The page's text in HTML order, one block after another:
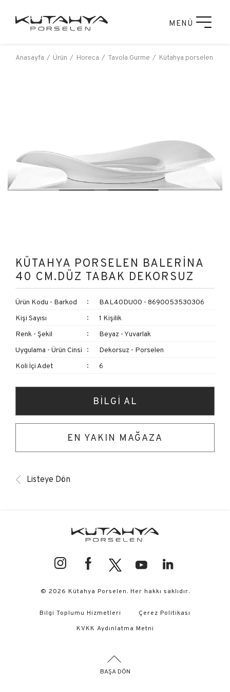
MENÜ
Anasayfa Ürün Horeca Tavola Gurme Kütahya porselen
KÜTAHYA PORSELEN BALERİNA
40 CM.DÜZ TABAK DEKORSUZ
Ürün Kodu - Barkod
BAL40DU00 - 8690053530306
Kişi Sayısı
1 Kişilik
Renk - Şekil
Beyaz - Yuvarlak
Uygulama - Ürün Cinsi
Dekorsuz - Porselen
Koli İçi Adet
6
BİLGİ AL
EN YAKIN MAĞAZA
Listeye Dön
© 2026 Kütahya Porselen. Her hakkı saklıdır.
Bilgi Toplumu Hizmetleri
Çerez Politikası
KVKK Aydınlatma Metni
BAŞA DÖN